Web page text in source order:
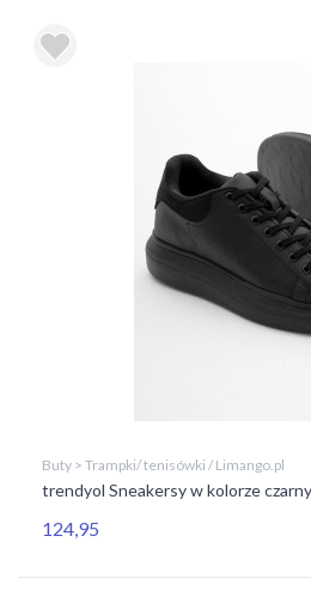
Buty > Trampki/ tenisówki / Limango.pl
trendyol Sneakersy w kolorze
124,95